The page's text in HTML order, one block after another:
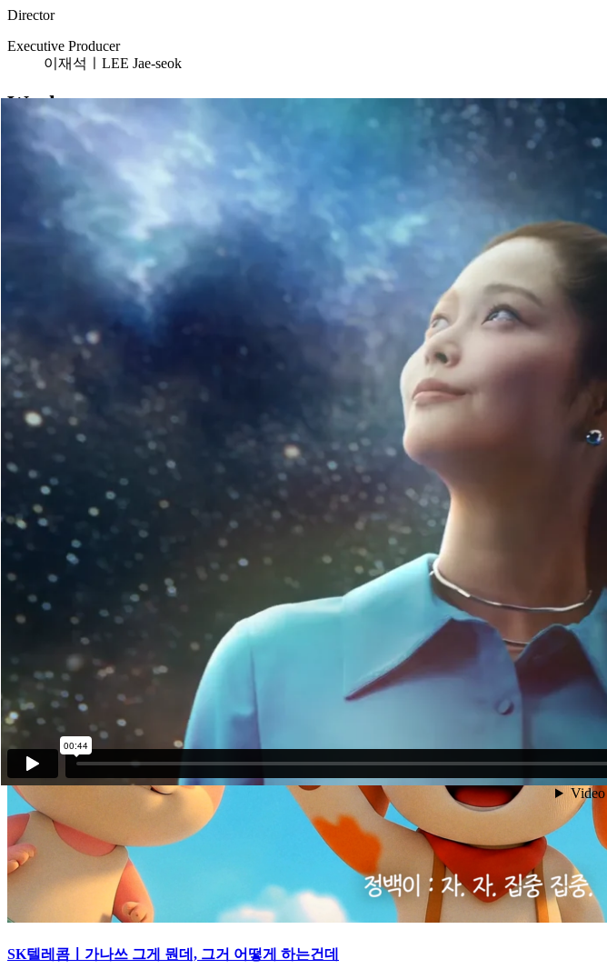
Director
Executive Producer
이재석ㅣLEE Jae-seok
Works
BRAND PR & PUBLIC
SK텔레콤ㅣ첫 폰 선물하던 날_ZEM 가족폰 나눠쓰기
SK텔레콤ㅣ조째즈의 감성으로 듣는 T 멤버십 Song
SK텔레콤ㅣ이예지의 소울을 담아, 우리들의 T 멤버십 Song
SK텔레콤ㅣ가나쓰 그게 뭔데, 그거 어떻게 하는건데